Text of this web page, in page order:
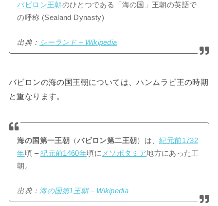
バビロン王朝のひとつである「海の国」王朝の英語で
の呼称 (Sealand Dynasty)
出典： シーランド – Wikipedia
バビロンの海の国王朝については、ハンムラビ王の時期
と重なります。
海の国第一王朝 （バビロン第二王朝 ）は、紀元前1732
年頃 –紀元前1460年頃にメソポタミア地方にあった王
朝。
出典： 海の国第1王朝 – Wikipedia